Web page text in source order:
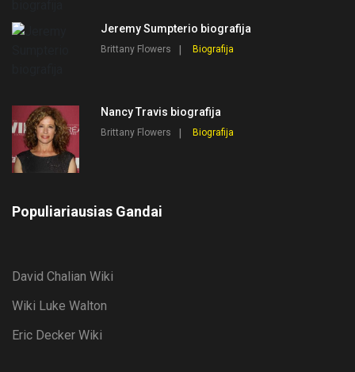
Jeremy Sumpterio biografija
Brittany Flowers Biografija
Nancy Travis biografija
Brittany Flowers Biografija
Populiariausias Gandai
David Chalian Wiki
Wiki Luke Walton
Eric Decker Wiki